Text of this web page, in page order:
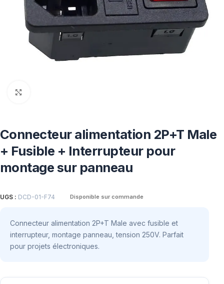
Connecteur alimentation 2P+T Male
+ Fusible + Interrupteur pour
montage sur panneau
UGS : DCD-01-F74 Disponible sur commande
Connecteur alimentation 2P+T Male avec fusible et
interrupteur, montage panneau, tension 250V. Parfait
pour projets électroniques.